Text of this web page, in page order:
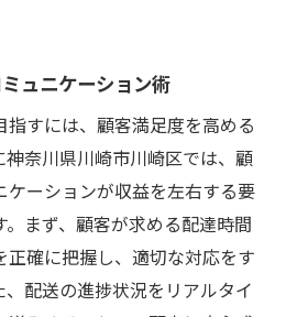
ュニケーション術
すには、顧客満足度を高める
神奈川県川崎市川崎区では、顧
ーションが収益を左右する要
まず、顧客が求める配達時間
確に把握し、適切な対応をす
配送の進捗状況をリアルタイ